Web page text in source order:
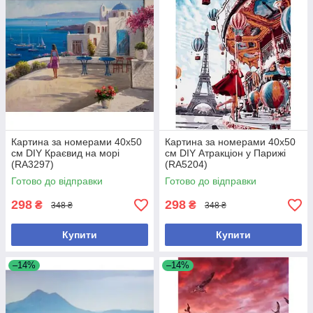
Картина за номерами 40х50
см DIY Краєвид на морі
(RA3297)
Готово до відправки
298 ₴ 348 ₴
Купити
Картина за номерами 40х50
см DIY Атракціон у Парижі
(RA5204)
Готово до відправки
298 ₴ 348 ₴
Купити
–14% –14%